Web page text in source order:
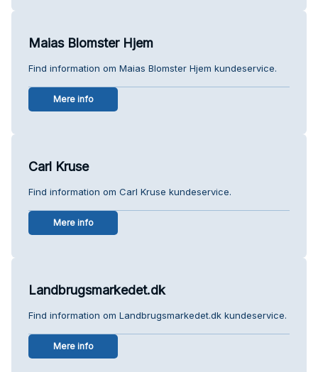
Maias Blomster Hjem
Find information om Maias Blomster Hjem kundeservice.
Mere info
Carl Kruse
Find information om Carl Kruse kundeservice.
Mere info
Landbrugsmarkedet.dk
Find information om Landbrugsmarkedet.dk kundeservice.
Mere info